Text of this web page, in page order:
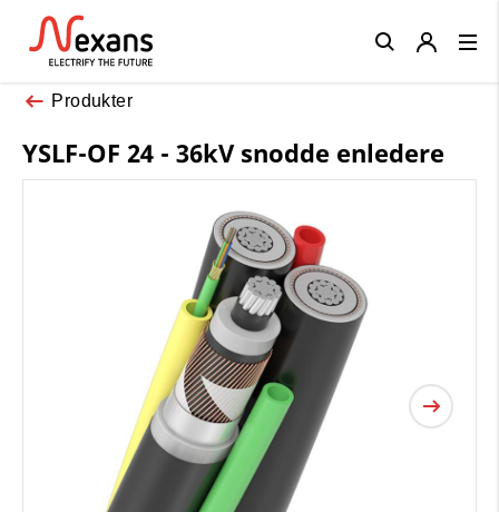
Produkter
YSLF-OF 24 - 36kV snodde enledere
Close